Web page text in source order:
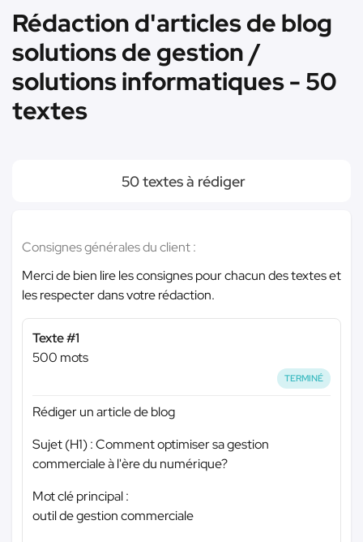
Rédaction d'articles de blog
solutions de gestion /
solutions informatiques - 50
textes
50 textes à rédiger
Consignes générales du client :
Merci de bien lire les consignes pour chacun des textes et
les respecter dans votre rédaction.
Texte #1
500 mots
TERMINÉ
Rédiger un article de blog
Sujet (H1) : Comment optimiser sa gestion
commerciale à l'ère du numérique?
Mot clé principal :
outil de gestion commerciale